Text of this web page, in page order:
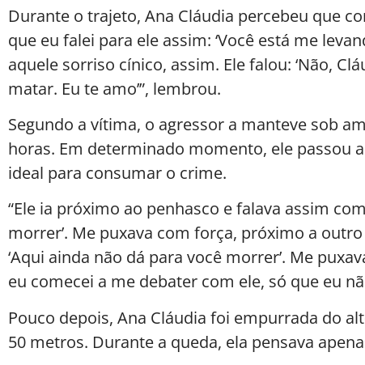
Durante o trajeto, Ana Cláudia percebeu que
que eu falei para ele assim: ‘Você está me
aquele sorriso cínico, assim. Ele falou: ‘Não,
matar. Eu te amo’”, lembrou.
Segundo a vítima, o agressor a manteve sob
horas. Em determinado momento, ele passou
ideal para consumar o crime.
“Ele ia próximo ao penhasco e falava assim
morrer’. Me puxava com força, próximo a
‘Aqui ainda não dá para você morrer’. Me
eu comecei a me debater com ele, só que eu
Pouco depois, Ana Cláudia foi empurrada do
50 metros. Durante a queda, ela pensava